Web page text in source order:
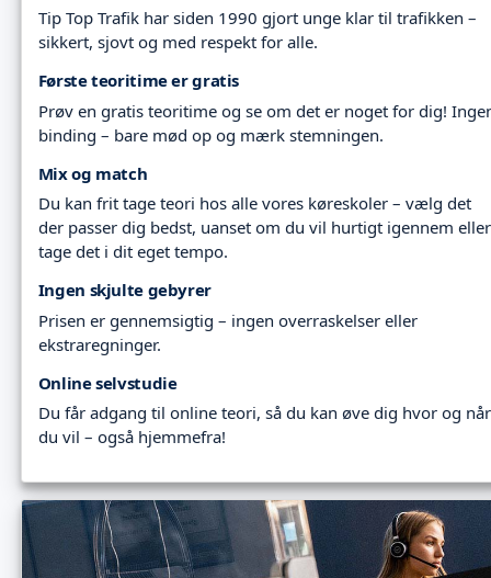
Tip Top Trafik har siden 1990 gjort unge klar til trafikken –
sikkert, sjovt og med respekt for alle.
Første teoritime er gratis
Prøv en gratis teoritime og se om det er noget for dig!
binding – bare mød op og mærk stemningen.
Mix og match
Du kan frit tage teori hos alle vores køreskoler – vælg det
der passer dig bedst, uanset om du vil hurtigt igennem eller
tage det i dit eget tempo.
Ingen skjulte gebyrer
Prisen er gennemsigtig – ingen overraskelser eller
ekstraregninger.
Online selvstudie
Du får adgang til online teori, så du kan øve dig hvor og når
du vil – også hjemmefra!